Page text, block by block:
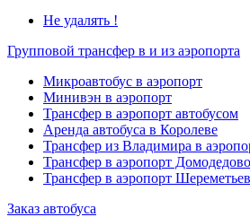
Не удалять !
Групповой трансфер в и из аэропорта
Микроавтобус в аэропорт
Минивэн в аэропорт
Трансфер в аэропорт автобусом
Аренда автобуса в Королеве
Трансфер из Владимира в
Трансфер в аэропорт Домодедово
Трансфер в аэропорт
Заказ автобуса